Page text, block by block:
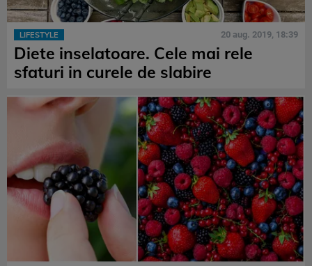
LIFESTYLE 20 aug. 2019, 18:39
Diete inselatoare. Cele mai rele
sfaturi in curele de slabire